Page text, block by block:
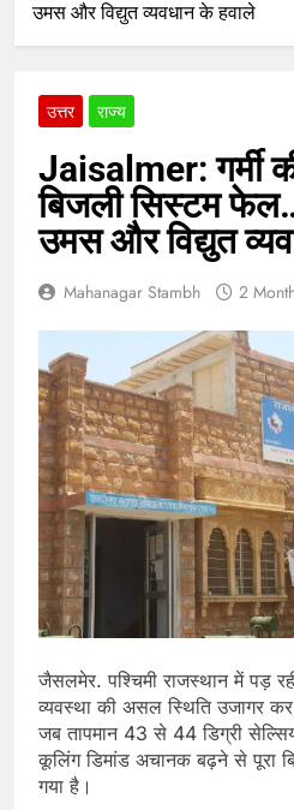
उमस और विद्युत व्यवधान के हवाले
उत्तर राज्य
Jaisalmer: गर्मी
बिजली सिस्टम
उमस और विद्युत
Mahanagar Stambh 2
जैसलमेर. पश्चिमी राजस्थान में पड़
व्यवस्था की असल स्थिति उजागर कर
जब तापमान 43 से 44 डिग्री
कूलिंग डिमांड अचानक बढ़ने से पूरा
गया है।